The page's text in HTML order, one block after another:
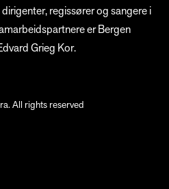
regissører og sangere i
er Bergen
Grieg Kor.
All rights reserved